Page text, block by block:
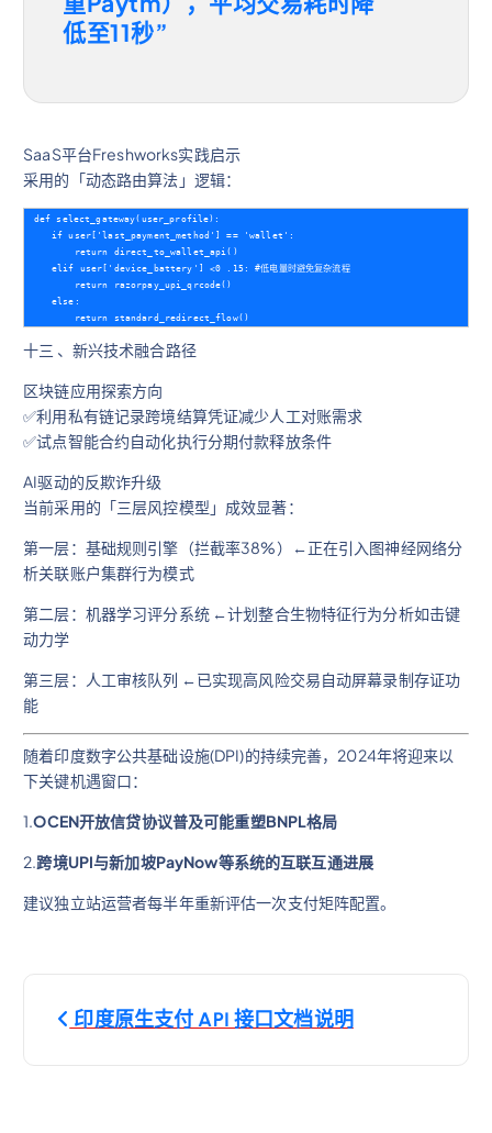
低至11秒”
SaaS平台Freshworks实践启示
采用的「动态路由算法」逻辑：
def select_gateway(user_profile):
    if user['last_payment_method'] == 'wallet':
        return direct_to_wallet_api()
    elif user['device_battery'] <0 .15: #低电量时避免复杂流程
        return razorpay_upi_qrcode()
    else:
十三 、新兴技术融合路径
区块链应用探索方向
✅利用私有链记录跨境结算凭证减少人工对账需求
✅试点智能合约自动化执行分期付款释放条件
AI驱动的反欺诈升级
当前采用的「三层风控模型」成效显著：
第一层：基础规则引擎（拦截率38%）←正在引入图神经网络分
析关联账户集群行为模式
第二层：机器学习评分系统 ←计划整合生物特征行为分析如击键
动力学
第三层：人工审核队列 ←已实现高风险交易自动屏幕录制存证功
能
随着印度数字公共基础设施(DPI)的持续完善，2024年将迎来以
下关键机遇窗口：
1.OCEN开放信贷协议普及可能重塑BNPL格局
2.跨境UPI与新加坡PayNow等系统的互联互通进展
建议独立站运营者每半年重新评估一次支付矩阵配置。
文 印度原生支付 API 接口文档说明